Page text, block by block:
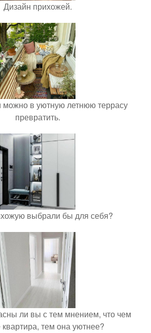
Дизайн прихожей.
в уютную летнюю террасу
превратить.
выбрали бы для себя?
ли вы с тем мнением, что чем
квартира, тем она уютнее?